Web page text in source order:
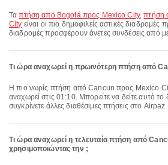
Ταπτήση από Bogotá προς Mexico City,πτήση
City είναι οι πιο δημοφιλείς αστικές
διαδρομές προσφέρουν άνετες συνδέσεις από
Τι ώρα αναχωρεί η πρωινότερη πτήση από
Η πιο νωρίς πτήση από Cancun προς Mexico City με την Viva Aerobus
αναχωρεί στις 01:10. Μπορείτε να δείτε αυτό το
συγκρίνετε άλλες διαθέσιμες πτήσεις στο Airpaz.
Τι ώρα αναχωρεί η τελευταία πτήση από
χρησιμοποιώντας την ;